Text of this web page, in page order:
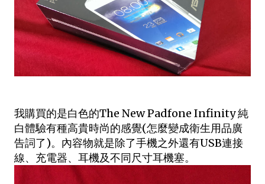
我購買的是白色的The New Padfone Infinity 純
白體驗有種高貴時尚的感覺(怎麼變成衛生用品廣
告詞了)。內容物就是除了手機之外還有USB連接
線、充電器、耳機及不同尺寸耳機塞。